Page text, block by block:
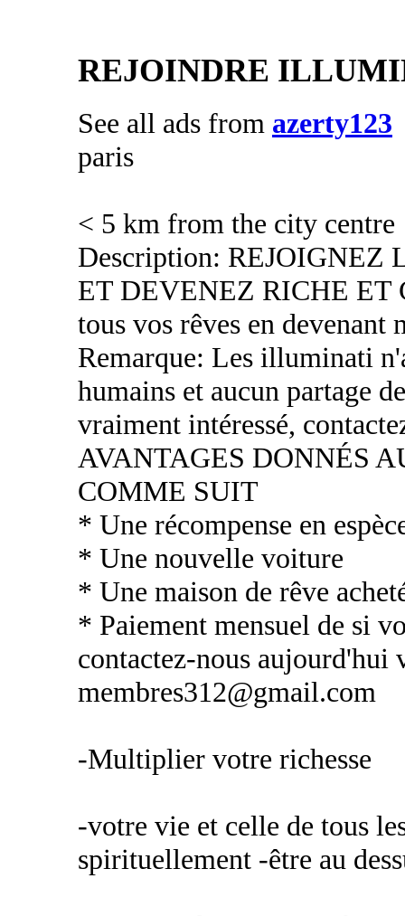
REJOINDRE
See all ads from azerty123
paris
< 5 km from the city centre
Description: REJOIGNEZ
ET DEVENEZ RICHE ET
tous vos rêves en devenant
Remarque: Les illuminati
humains et aucun partage
vraiment intéressé,
AVANTAGES DONNÉS
COMME SUIT
* Une récompense en
* Une nouvelle voiture
* Une maison de rêve
* Paiement mensuel de si
contactez-nous aujourd'hui
membres312@gmail.com
-Multiplier votre richesse
-votre vie et celle de tous
spirituellement -être au